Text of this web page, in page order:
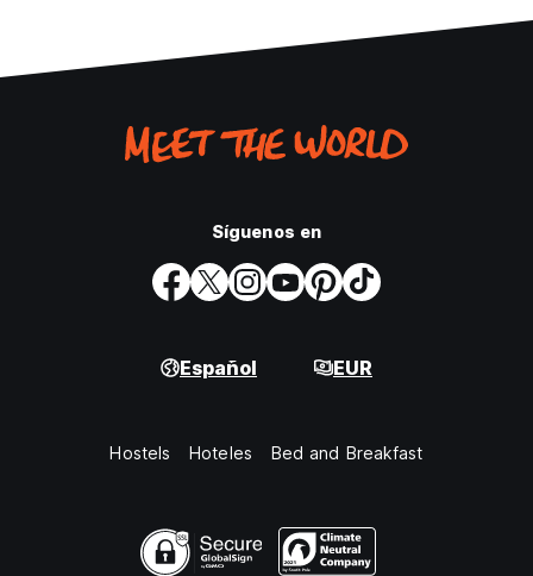
Síguenos en
Español EUR
Hostels Hoteles Bed and Breakfast